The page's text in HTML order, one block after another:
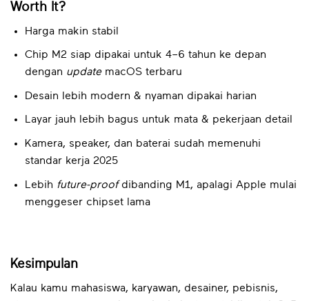
Worth It?
Harga makin stabil
Chip M2 siap dipakai untuk 4–6 tahun ke depan
dengan updatemacOS terbaru
Desain lebih modern & nyaman dipakai harian
Layar jauh lebih bagus untuk mata & pekerjaan detail
Kamera, speaker, dan baterai sudah memenuhi
standar kerja 2025
Lebih future-proofdibanding M1, apalagi Apple mulai
menggeser chipset lama
Kesimpulan
Kalau kamu mahasiswa, karyawan, desainer, pebisnis,